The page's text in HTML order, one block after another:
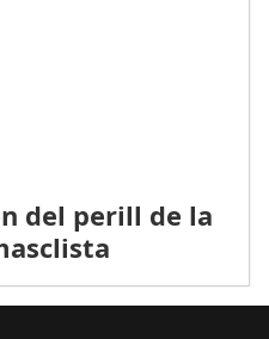
del perill de la